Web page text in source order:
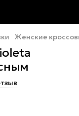
Женские